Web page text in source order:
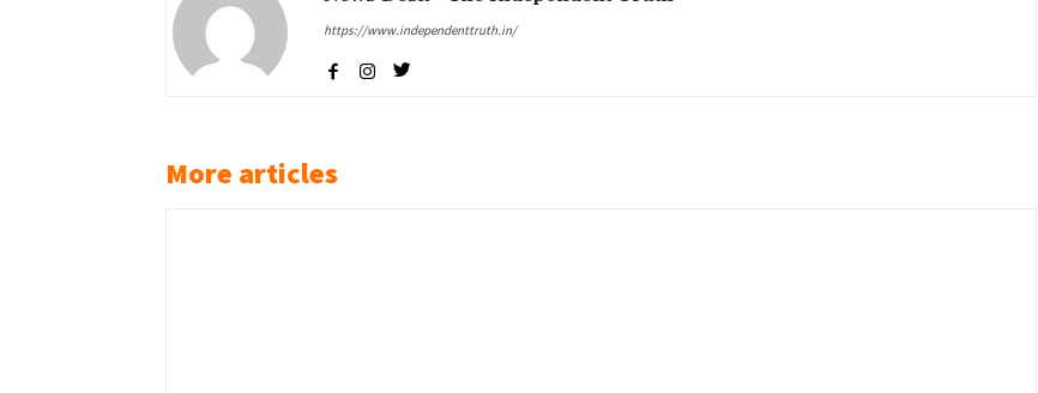
https://www.independenttruth.in/
More articles